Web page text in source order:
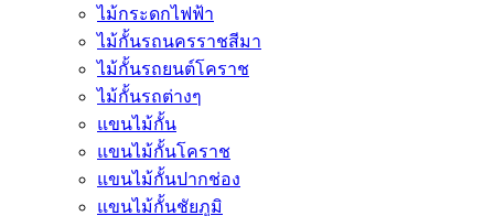
ไม้กระดกไฟฟ้า
ไม้กั้นรถนครราชสีมา
ไม้กั้นรถยนต์โคราช
ไม้กั้นรถต่างๆ
แขนไม้กั้น
แขนไม้กั้นโคราช
แขนไม้กั้นปากช่อง
แขนไม้กั้นชัยภูมิ